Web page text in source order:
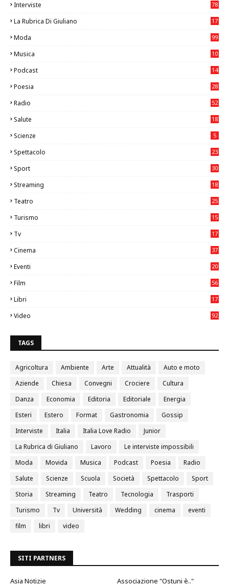
Interviste 78
La Rubrica Di Giuliano
17
Moda 99
Musica
10
Podcast 14
Poesia 28
Radio 52
Salute
18
Scienze 5
Spettacolo 23
Sport
30
Streaming 18
Teatro
25
Turismo
15
Tv
17
Cinema
37
Eventi
20
Film
56
Libri
17
Video
92
TAGS
Agricoltura Ambiente Arte Attualità
Auto e moto
Aziende
Chiesa Convegni Crociere
Cultura
Danza
Economia Editoria Editoriale
Energia
Esteri
Estero Format Gastronomia
Gossip
Interviste
Italia Italia Love Radio
Junior
La Rubrica di Giuliano
Lavoro
Le interviste impossibili
Moda
Movida Musica Podcast Poesia
Radio
Salute
Scienze Scuola Società Spettacolo
Sport
Storia
Streaming Teatro Tecnologia
Trasporti
Turismo
Tv Università Wedding cinema
eventi
film
libri video
SITI PARTNERS
Asia Notizie
Associazione "Ostuni è.."